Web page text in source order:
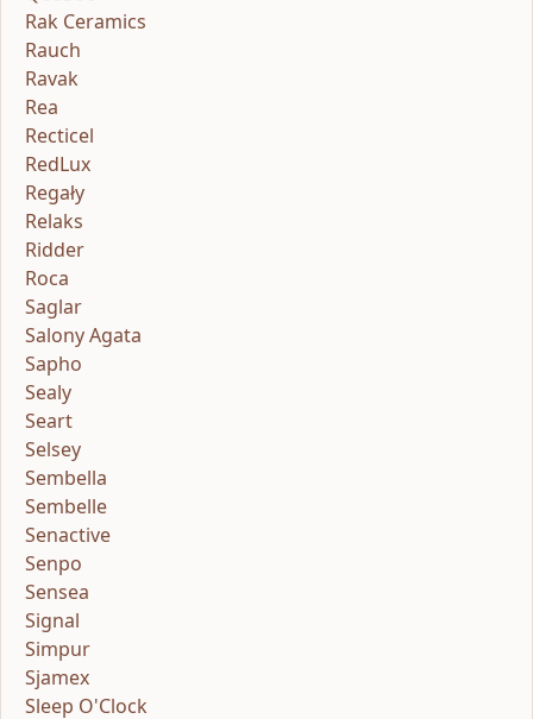
Rak Ceramics
Rauch
Ravak
Rea
Recticel
RedLux
Regały
Relaks
Ridder
Roca
Saglar
Salony Agata
Sapho
Sealy
Seart
Selsey
Sembella
Sembelle
Senactive
Senpo
Sensea
Signal
Simpur
Sjamex
Sleep O'Clock